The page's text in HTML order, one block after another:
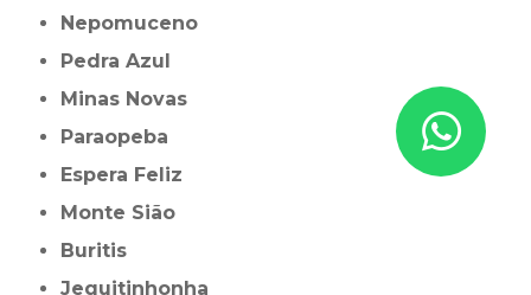
Nepomuceno
Pedra Azul
Minas Novas
Paraopeba
Espera Feliz
Monte Sião
Buritis
Jequitinhonha